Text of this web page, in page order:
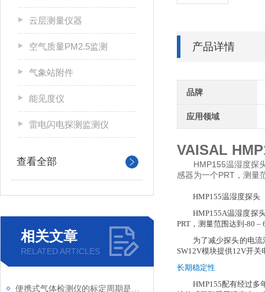
产品详情
品牌
应用领域
VAISAL
HMP155温湿度探头
感器为一个PRT，测量
HMP155温湿度探头
HMP155A温湿度探
PRT，测量范围达到-80
为了减少探头的电
SW12V模块提供12V开
长期稳定性
HMP155配有经过多
云层测量仪器
空气质量PM2.5监测
气象站附件
能见度仪
雷电闪电探测监测仪
查看全部
相关文章
RELATED ARTICLES